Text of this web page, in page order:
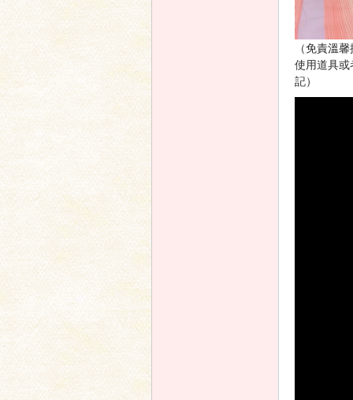
（免責溫
使用道具
記）